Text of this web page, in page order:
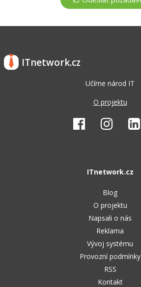
ITnetwork.cz
Učíme národ IT
O projektu
ITnetwork.cz
Blog
O projektu
Napsali o nás
Reklama
Vývoj systému
Provozní podmínky
RSS
Kontakt